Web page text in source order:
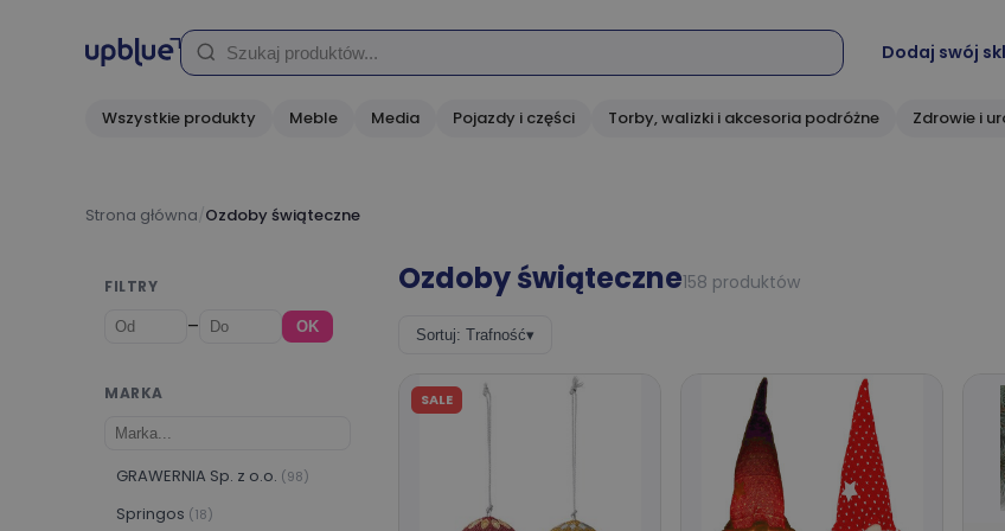
Dodaj swój
Wszystkie produkty Meble Media Pojazdy i części Torby, walizki i akcesoria podróżne Zdrowie i
Strona główna Ozdoby świąteczne
FILTRY
– OK
MARKA
GRAWERNIA Sp. z o.o. (98)
Springos (18)
Ozdoby świąteczne158 produktów
Sortuj: Trafność▾
SALE